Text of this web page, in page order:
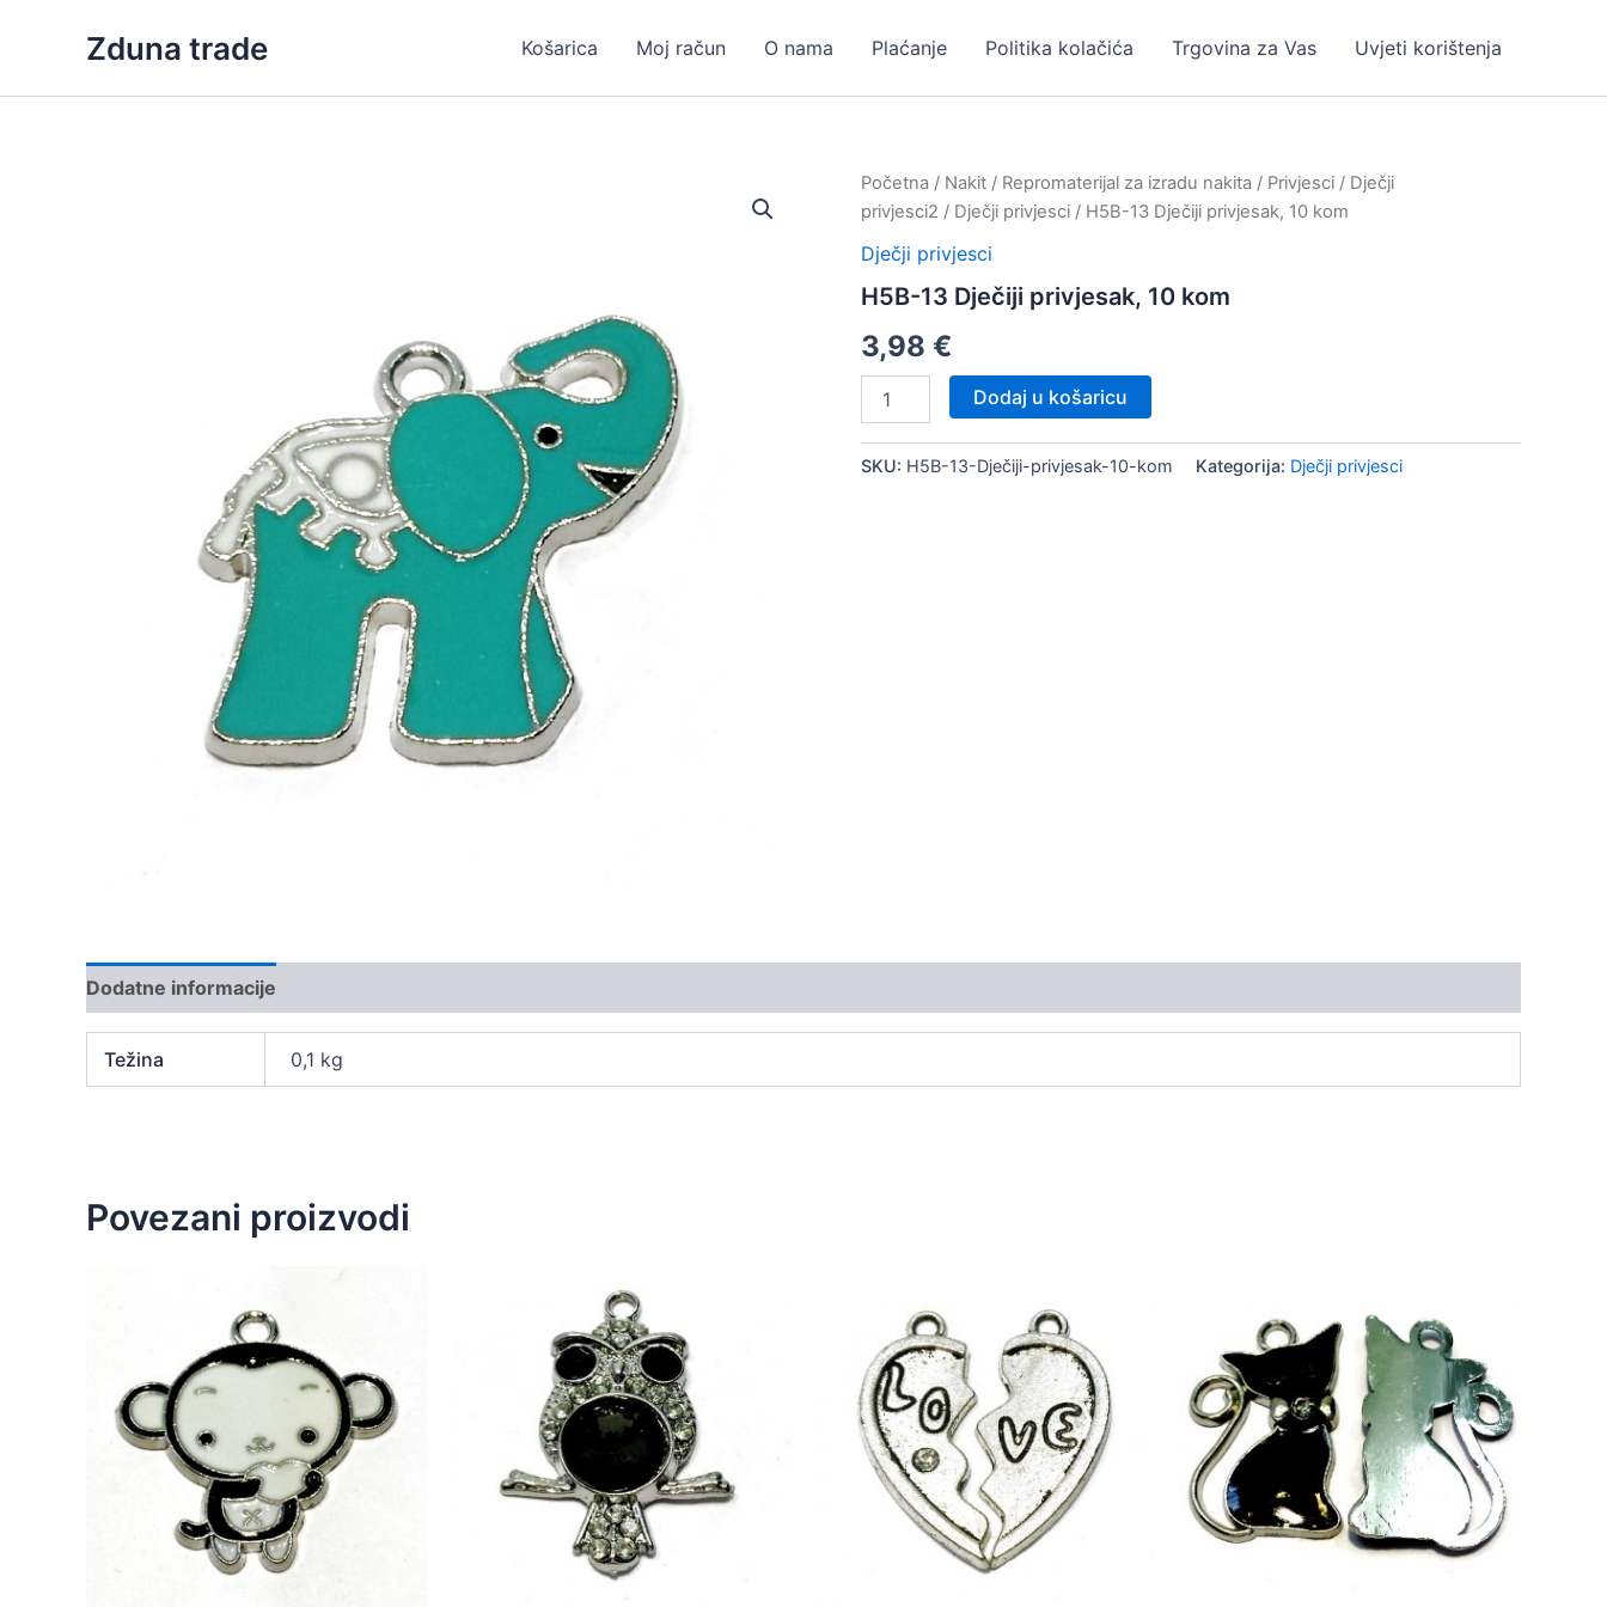
Zduna trade Košarica Moj račun O nama Plaćanje Politika kolačića Trgovina za Vas Uvjeti korištenja
Početna / Nakit / Repromaterijal za izradu nakita / Privjesci / Dječji
privjesci2 / Dječji privjesci / H5B-13 Dječiji privjesak, 10 kom
Dječji privjesci
H5B-13 Dječiji privjesak, 10 kom
3,98 €
privjesak,
Dodaj u košaricu
SKU: H5B-13-Dječiji-privjesak-10-kom Kategorija: Dječji privjesci
Dodatne informacije
Težina 0,1 kg
Povezani proizvodi